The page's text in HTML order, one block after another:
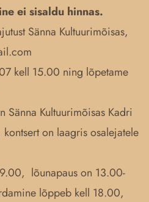
ei sisaldu hinnas.
Sänna Kultuurimõisas,
kell 15.00 ning lõpetame
Sänna Kultuurimõisas Kadri
on laagris osalejatele
lõunapaus on 13.00-
lõppeb kell 18.00,